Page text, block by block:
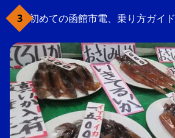
初めての函館市電、乗り方ガイド